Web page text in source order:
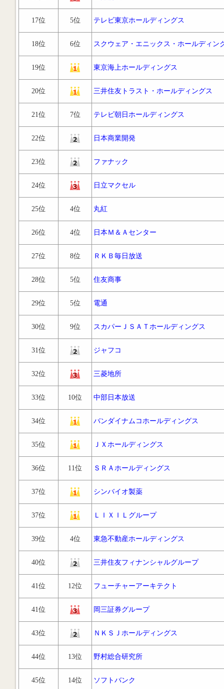
17位 5位 テレビ東京ホールディングス
18位 6位 スクウェア・エニックス・ホールディン
19位 東京海上ホールディングス
20位 三井住友トラスト・ホールディングス
21位 7位 テレビ朝日ホールディングス
22位 日本商業開発
23位 ファナック
24位 日立マクセル
25位 4位 丸紅
26位 4位 日本Ｍ＆Ａセンター
27位 8位 ＲＫＢ毎日放送
28位 5位 住友商事
29位 5位 電通
30位 9位 スカパーＪＳＡＴホールディングス
31位 ジャフコ
32位 三菱地所
33位 10位 中部日本放送
34位 バンダイナムコホールディングス
35位 ＪＸホールディングス
36位 11位 ＳＲＡホールディングス
37位 シンバイオ製薬
37位 ＬＩＸＩＬグループ
39位 4位 東急不動産ホールディングス
40位 三井住友フィナンシャルグループ
41位 12位 フューチャーアーキテクト
41位 岡三証券グループ
43位 ＮＫＳＪホールディングス
44位 13位 野村総合研究所
45位 14位 ソフトバンク